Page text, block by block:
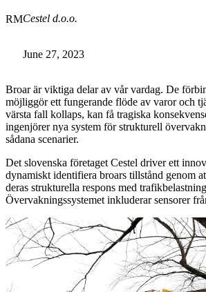
RMCestel d.o.o.
June 27, 2023
Broar är viktiga delar av vår vardag. De
möjliggör ett fungerande flöde av varor och
värsta fall kollaps, kan få tragiska
ingenjörer nya system för strukturell
sådana scenarier.
Det slovenska företaget Cestel driver ett
dynamiskt identifiera broars tillstånd genom
deras strukturella respons med
Övervakningssystemet inkluderar sensorer